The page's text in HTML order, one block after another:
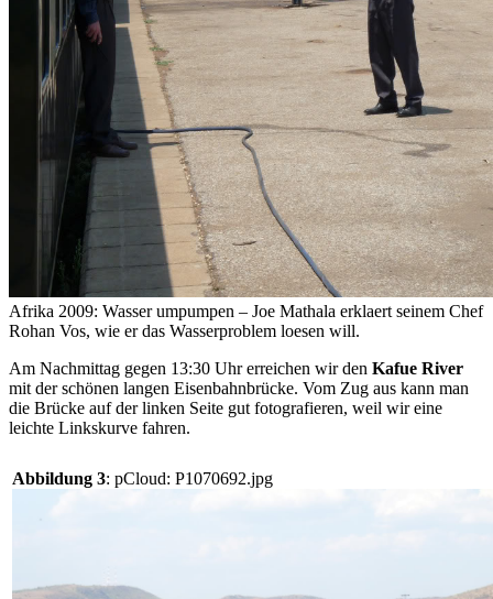
Afrika 2009: Wasser umpumpen – Joe Mathala erklaert seinem Chef
Rohan Vos, wie er das Wasserproblem loesen will.
Am Nachmittag gegen 13:30 Uhr erreichen wir den Kafue River
mit der schönen langen Eisenbahnbrücke. Vom Zug aus kann man
die Brücke auf der linken Seite gut fotografieren, weil wir eine
leichte Linkskurve fahren.
Abbildung 3: pCloud: P1070692.jpg